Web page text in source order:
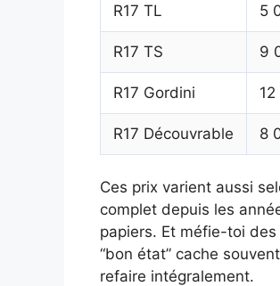
R17 TL 5
R17 TS 9
R17 Gordini
R17 Découvrable 8
Ces prix varient aussi
complet depuis les
papiers. Et méfie-toi
“bon état” cache
refaire intégralement.